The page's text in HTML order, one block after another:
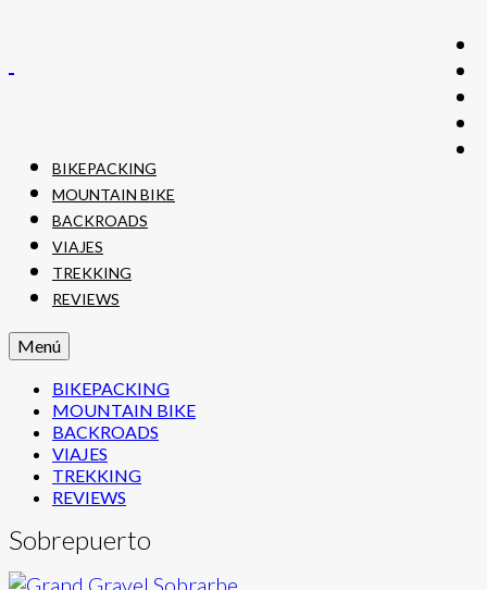
BIKEPACKING
MOUNTAIN BIKE
BACKROADS
VIAJES
TREKKING
REVIEWS
Menú
BIKEPACKING
MOUNTAIN BIKE
BACKROADS
VIAJES
TREKKING
REVIEWS
Sobrepuerto